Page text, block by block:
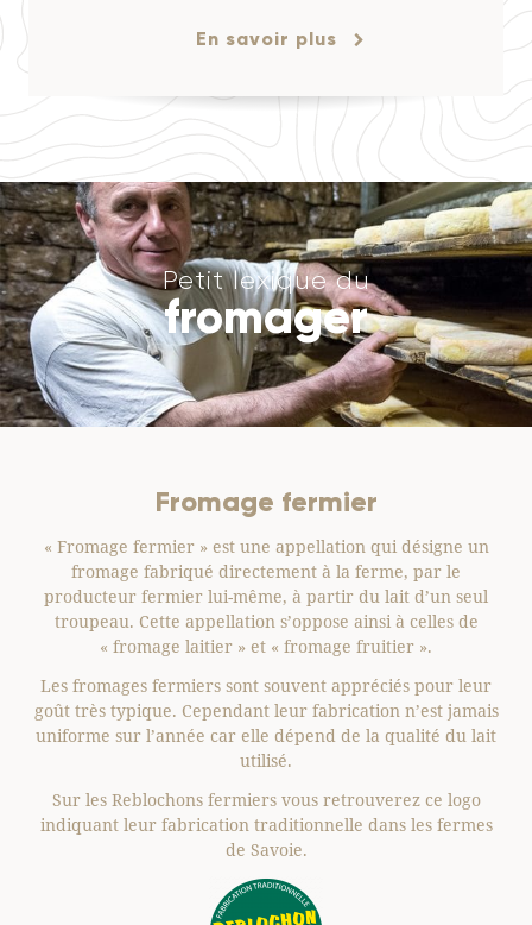
En savoir plus
Petit lexique du
fromager
Fromage fermier
« Fromage fermier » est une appellation qui désigne un
fromage fabriqué directement à la ferme, par le
producteur fermier lui-même, à partir du lait d’un seul
troupeau. Cette appellation s’oppose ainsi à celles de
« fromage laitier » et « fromage fruitier ».
Les fromages fermiers sont souvent appréciés pour leur
goût très typique. Cependant leur fabrication n’est jamais
uniforme sur l’année car elle dépend de la qualité du lait
utilisé.
Sur les Reblochons fermiers vous retrouverez ce logo
indiquant leur fabrication traditionnelle dans les fermes
de Savoie.